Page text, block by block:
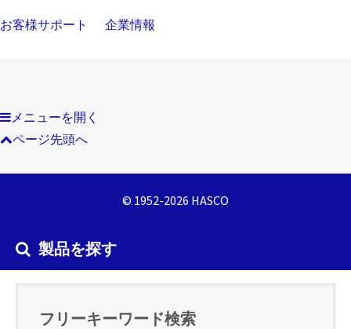
お客様サポート 企業情報
メニューを開く
ページ先頭へ
© 1952-2026 HASCO
製品を探す
フリーキーワード検索